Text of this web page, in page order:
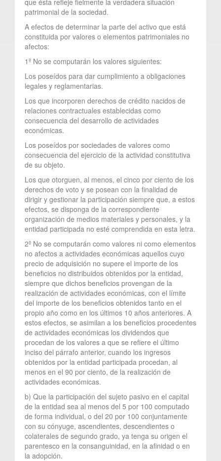
patrimonial de la sociedad.
A efectos de determinar la parte del activo que está
constituida por valores o elementos patrimoniales no
afectos:
1º No se computarán los valores siguientes:
Los poseídos para dar cumplimiento a obligaciones
legales y reglamentarias.
Los que incorporen derechos de crédito nacidos de
relaciones contractuales establecidas como
consecuencia del desarrollo de actividades
económicas.
Los poseídos por sociedades de valores como
consecuencia del ejercicio de la actividad constitutiva
de su objeto.
Los que otorguen, al menos, el cinco por ciento de los
derechos de voto y se posean con la finalidad de
dirigir y gestionar la participación siempre que, a estos
efectos, se disponga de la correspondiente
organización de medios materiales y personales, y la
entidad participada no esté comprendida en esta letra.
2º No se computarán como valores ni como elementos
no afectos a actividades económicas aquellos cuyo
precio de adquisición no supere el importe de los
beneficios no distribuidos obtenidos por la entidad,
siempre que dichos beneficios provengan de la
realización de actividades económicas, con el límite
del importe de los beneficios obtenidos tanto en el
propio año como en los últimos 10 años anteriores. A
estos efectos, se asimilan a los beneficios procedentes
de actividades económicas los dividendos que
procedan de los valores a que se refiere el último
inciso del párrafo anterior, cuando los ingresos
obtenidos por la entidad participada procedan, al
menos en el 90 por ciento, de la realización de
actividades económicas.
b) Que la participación del sujeto pasivo en el capital
de la entidad sea al menos del 5 por 100 computado
de forma individual, o del 20 por 100 conjuntamente
con su cónyuge, ascendientes, descendientes o
colaterales de segundo grado, ya tenga su origen el
parentesco en la consanguinidad, en la afinidad o en
la adopción.